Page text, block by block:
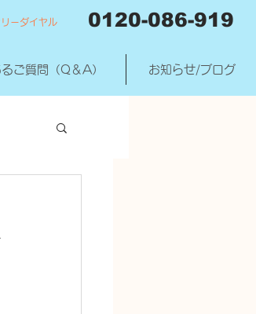
リーダイヤル 0120-086-919
ご質問（Q＆A） お知らせ/ブログ